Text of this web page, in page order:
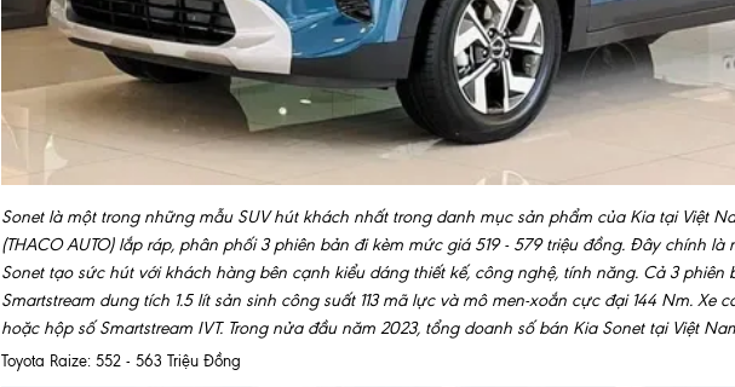
Sonet là một trong những mẫu SUV hút khách nhất trong danh mục sản phẩm của Kia tại Việt
(THACO AUTO) lắp ráp, phân phối 3 phiên bản đi kèm mức giá 519 - 579 triệu đồng. Đây chính
Sonet tạo sức hút với khách hàng bên cạnh kiểu dáng thiết kế, công nghệ, tính năng. Cả 3
Smartstream dung tích 1.5 lít sản sinh công suất 113 mã lực và mô men-xoắn cực đại 144 Nm. Xe
hoặc hộp số Smartstream IVT. Trong nửa đầu năm 2023, tổng doanh số bán Kia Sonet tại Việt
Toyota Raize: 552 - 563 Triệu Đồng